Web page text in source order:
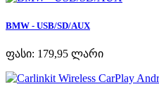
BMW - USB/SD/AUX
ფასი: 179,95 ლარი